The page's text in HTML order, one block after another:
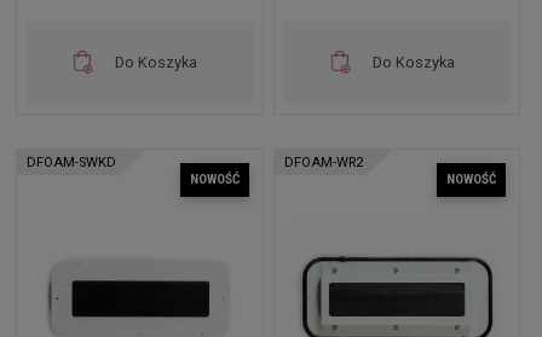
Do Koszyka Do Koszyka
DFOAM-SWKD
NOWOŚĆ
DFOAM-WR2
NOWOŚĆ